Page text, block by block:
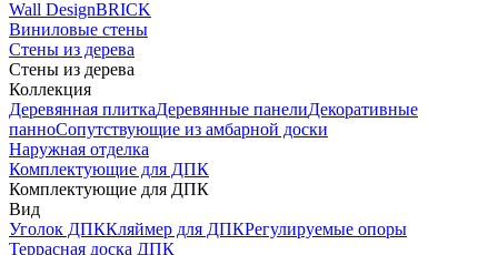
Wall DesignBRICK
Виниловые стены
Стены из дерева
Стены из дерева
Коллекция
Деревянная плиткаДеревянные панелиДекоративные
панноСопутствующие из амбарной доски
Наружная отделка
Комплектующие для ДПК
Комплектующие для ДПК
Вид
Уголок ДПККляймер для ДПКРегулируемые опоры
Террасная доска ДПК